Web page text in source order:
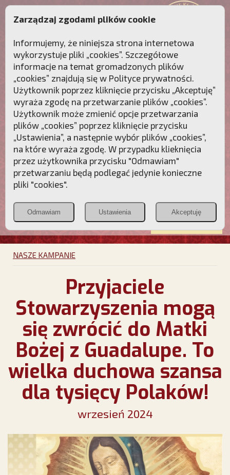
Przebudźmy sumienia Polaków!
Polonia
Christiana
PCh24.pl
Przymierze
POZNAJ APOSTOLAT FATIMY WESPRZYJ
NAS
NASZE KAMPANIE
Przyjaciele
Stowarzyszenia mogą
się zwrócić do Matki
Bożej z Guadalupe. To
wielka duchowa szansa
dla tysięcy Polaków!
wrzesień 2024
Zarządzaj zgodami plików cookie
Informujemy, że niniejsza strona internetowa
wykorzystuje pliki „cookies”. Szczegółowe
informacje na temat gromadzonych plików
„cookies” znajdują się w Polityce prywatności.
Użytkownik poprzez kliknięcie przycisku „Akceptuję”
wyraża zgodę na przetwarzanie plików „cookies”.
Użytkownik może zmienić opcje przetwarzania
plików „cookies” poprzez kliknięcie przycisku
„Ustawienia”, a następnie wybór plików „cookies”,
na które wyraża zgodę. W przypadku klieknięcia
przez użytkownika przycisku "Odmawiam"
przetwarzaniu będą podlegać jedynie konieczne
pliki "cookies".
Odmawiam Ustawienia Akceptuję